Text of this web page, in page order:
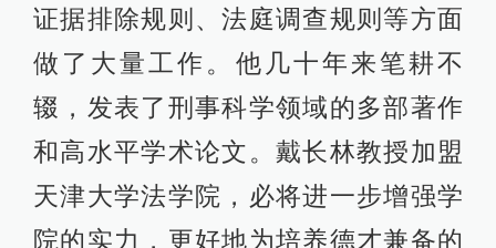
证据排除规则、法庭调查规则等方面
做了大量工作。他几十年来笔耕不
辍，发表了刑事科学领域的多部著作
和高水平学术论文。戴长林教授加盟
天津大学法学院，必将进一步增强学
院的实力，更好地为培养德才兼备的